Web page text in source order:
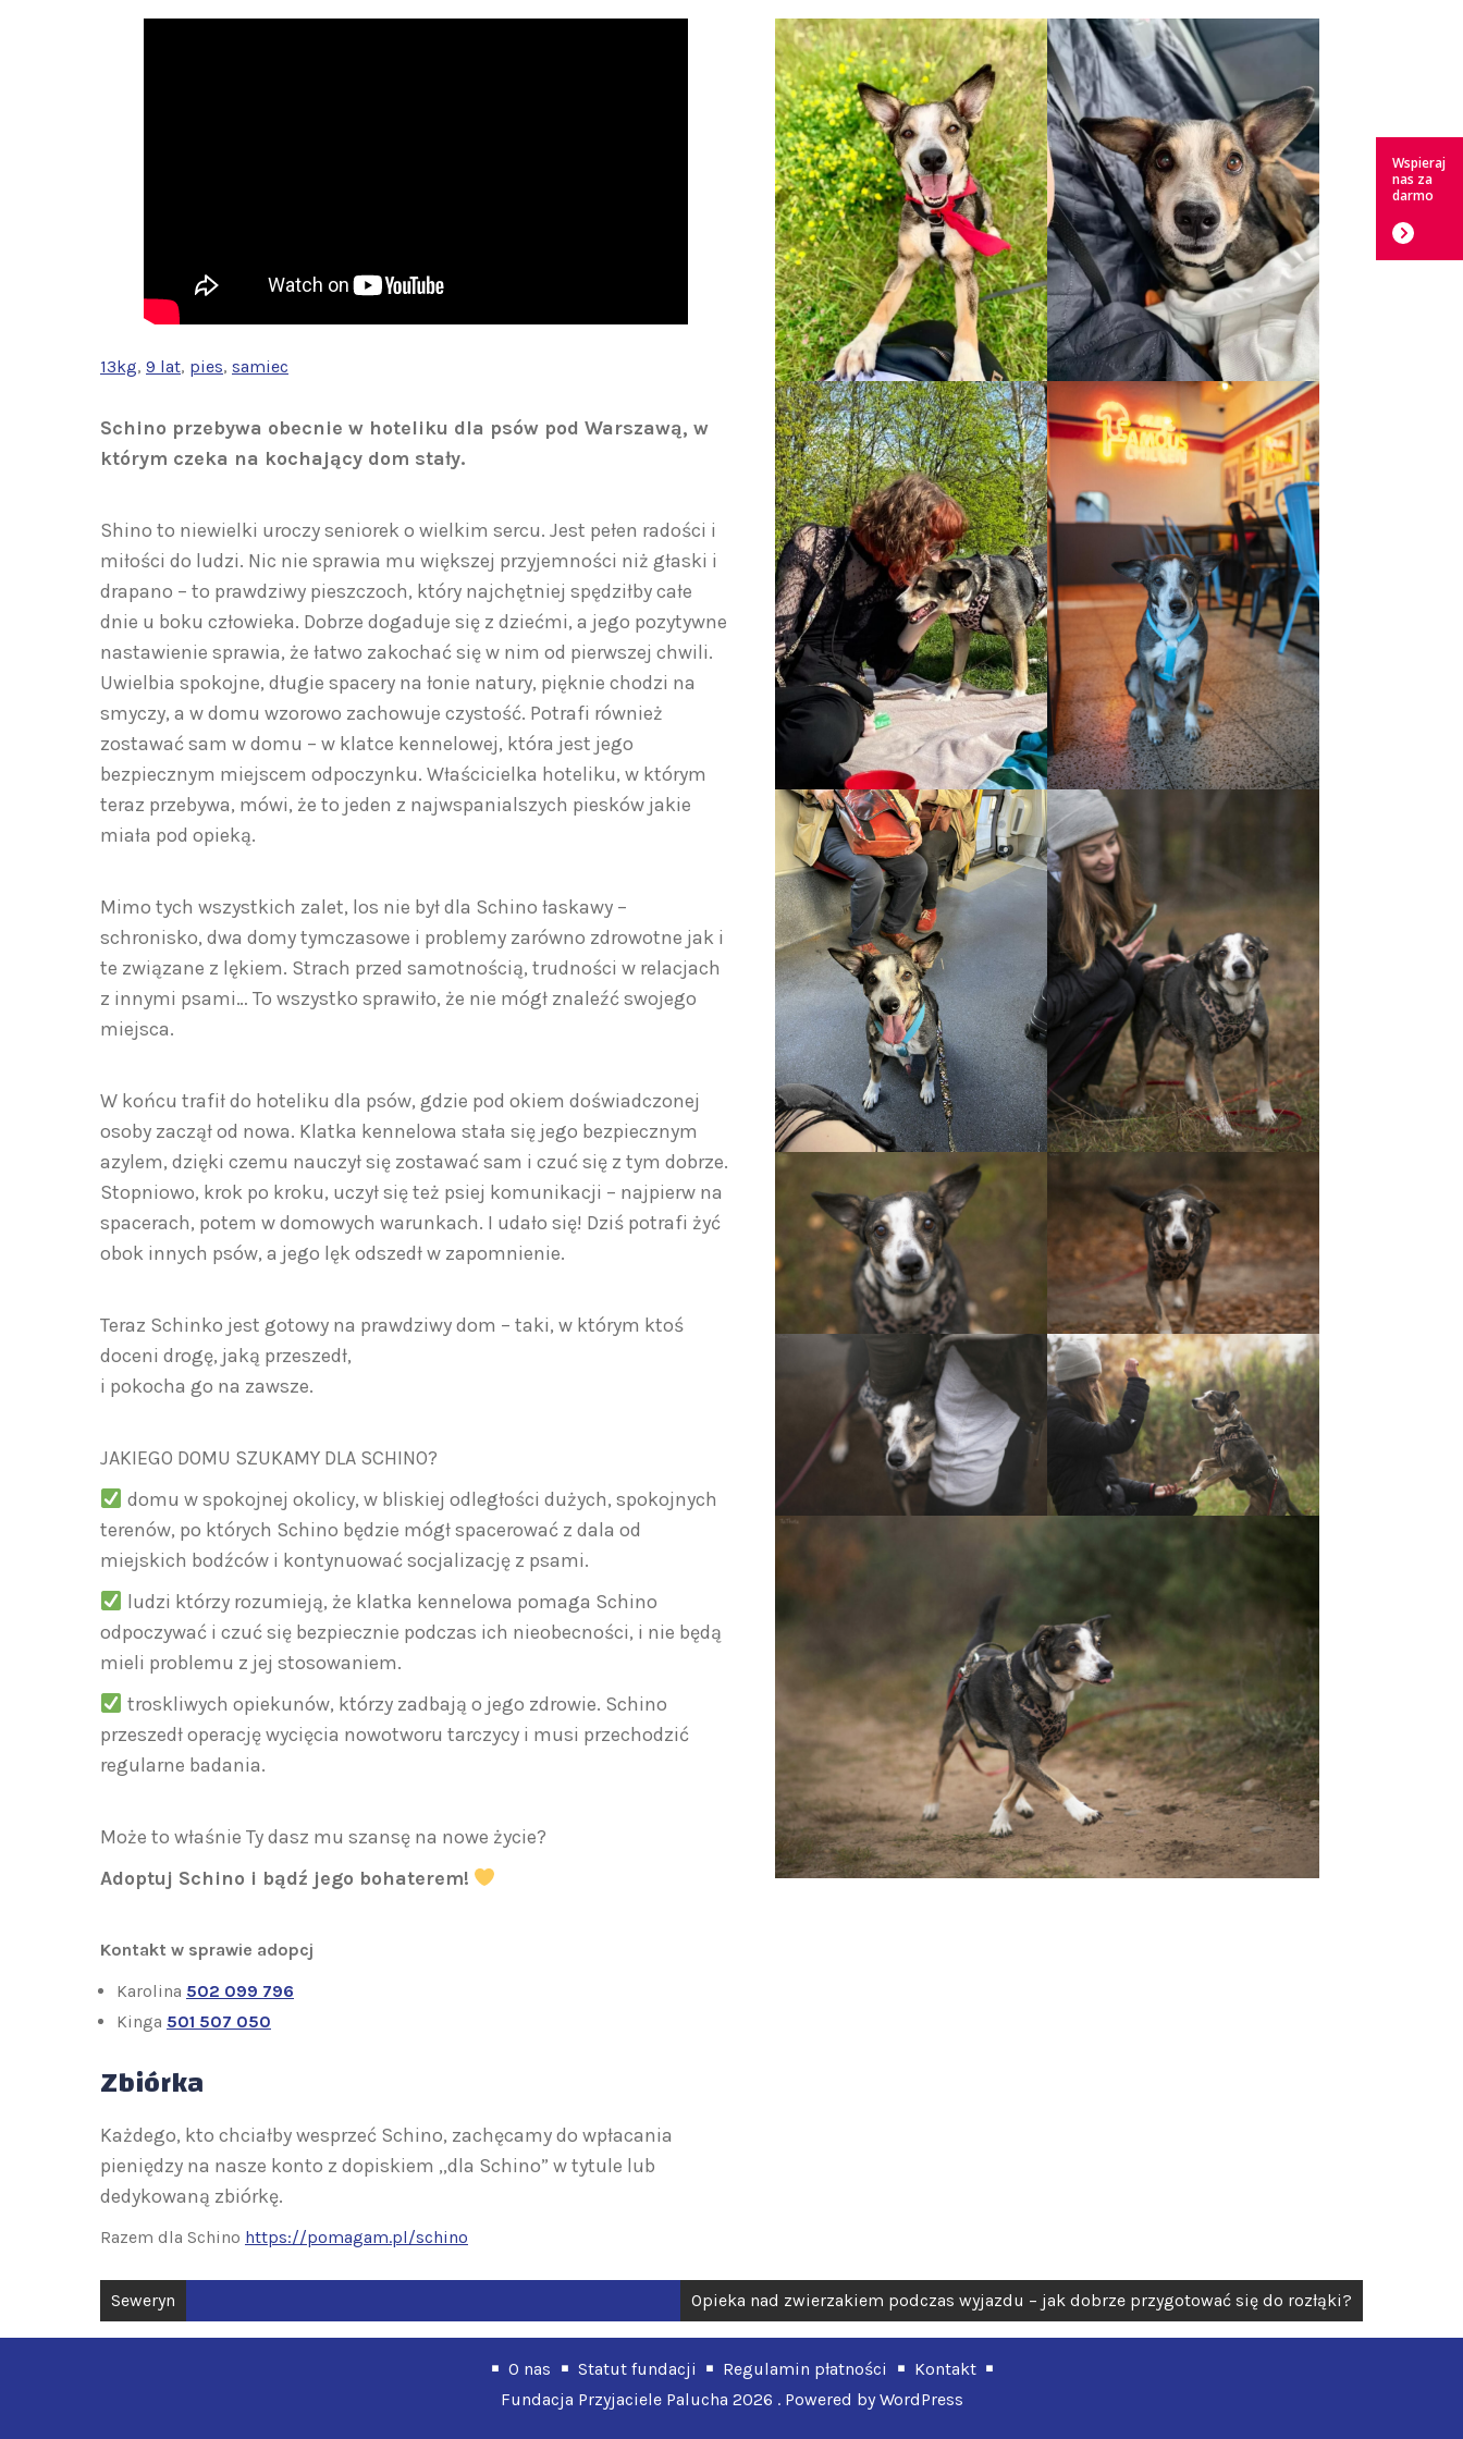
13kg, 9 lat, pies, samiec
Schino przebywa obecnie w hoteliku dla psów pod Warszawą, w
którym czeka na kochający dom stały.
Shino to niewielki uroczy seniorek o wielkim sercu. Jest pełen radości i
miłości do ludzi. Nic nie sprawia mu większej przyjemności niż głaski i
drapano – to prawdziwy pieszczoch, który najchętniej spędziłby całe
dnie u boku człowieka. Dobrze dogaduje się z dziećmi, a jego pozytywne
nastawienie sprawia, że łatwo zakochać się w nim od pierwszej chwili.
Uwielbia spokojne, długie spacery na łonie natury, pięknie chodzi na
smyczy, a w domu wzorowo zachowuje czystość. Potrafi również
zostawać sam w domu – w klatce kennelowej, która jest jego
bezpiecznym miejscem odpoczynku. Właścicielka hoteliku, w którym
teraz przebywa, mówi, że to jeden z najwspanialszych piesków jakie
miała pod opieką.
Mimo tych wszystkich zalet, los nie był dla Schino łaskawy –
schronisko, dwa domy tymczasowe i problemy zarówno zdrowotne jak i
te związane z lękiem. Strach przed samotnością, trudności w relacjach
z innymi psami… To wszystko sprawiło, że nie mógł znaleźć swojego
miejsca.
W końcu trafił do hoteliku dla psów, gdzie pod okiem doświadczonej
osoby zaczął od nowa. Klatka kennelowa stała się jego bezpiecznym
azylem, dzięki czemu nauczył się zostawać sam i czuć się z tym dobrze.
Stopniowo, krok po kroku, uczył się też psiej komunikacji – najpierw na
spacerach, potem w domowych warunkach. I udało się! Dziś potrafi żyć
obok innych psów, a jego lęk odszedł w zapomnienie.
Teraz Schinko jest gotowy na prawdziwy dom – taki, w którym ktoś
doceni drogę, jaką przeszedł,
i pokocha go na zawsze.
JAKIEGO DOMU SZUKAMY DLA SCHINO?
domu w spokojnej okolicy, w bliskiej odległości dużych, spokojnych
terenów, po których Schino będzie mógł spacerować z dala od
miejskich bodźców i kontynuować socjalizację z psami.
ludzi którzy rozumieją, że klatka kennelowa pomaga Schino
odpoczywać i czuć się bezpiecznie podczas ich nieobecności, i nie będą
mieli problemu z jej stosowaniem.
troskliwych opiekunów, którzy zadbają o jego zdrowie. Schino
przeszedł operację wycięcia nowotworu tarczycy i musi przechodzić
regularne badania.
Może to właśnie Ty dasz mu szansę na nowe życie?
Adoptuj Schino i bądź jego bohaterem!
Kontakt w sprawie adopcj
Karolina 502 099 796
Kinga 501 507 050
Zbiórka
Każdego, kto chciałby wesprzeć Schino, zachęcamy do wpłacania
pieniędzy na nasze konto z dopiskiem ,,dla Schino” w tytule lub
dedykowaną zbiórkę.
Razem dla Schino https://pomagam.pl/schino
Nawigacja
Seweryn Opieka nad zwierzakiem podczas wyjazdu – jak dobrze przygotować się do rozłąki?
O nas Statut fundacji Regulamin płatności
Kontakt
Fundacja Przyjaciele Palucha 2026 . Powered by WordPress
Wspieraj
nas za
darmo